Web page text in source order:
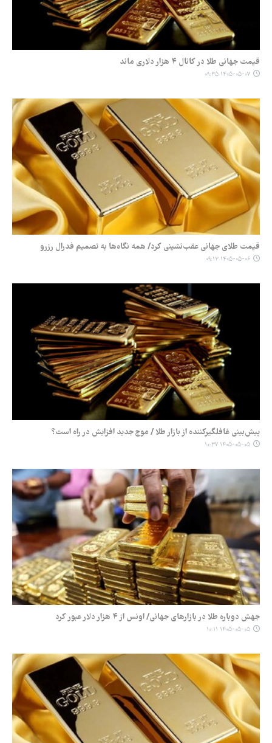
قیمت جهانی طلا در کانال ۴ هزار دلاری ماند
۱۴۰۵-۰۵-۰۷ ۰۹:۳۵
قیمت طلای جهانی عقب‌نشینی کرد/ همه نگاه‌ها به تصمیم فدرال رزرو
۱۴۰۵-۰۵-۰۶ ۰۹:۱۳
پیش‌بینی غافلگیرکننده از بازار طلا / موج جدید افزایش در راه است؟
۱۴۰۵-۰۵-۰۵ ۱۰:۳۷
جهش دوباره طلا در بازارهای جهانی/ اونس از ۴ هزار دلار عبور کرد
۱۴۰۵-۰۵-۰۵ ۱۰:۱۱